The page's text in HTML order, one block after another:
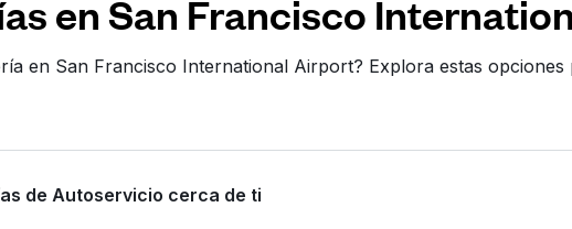
en San Francisco
en San Francisco International Airport? Explora estas
de Autoservicio cerca de ti